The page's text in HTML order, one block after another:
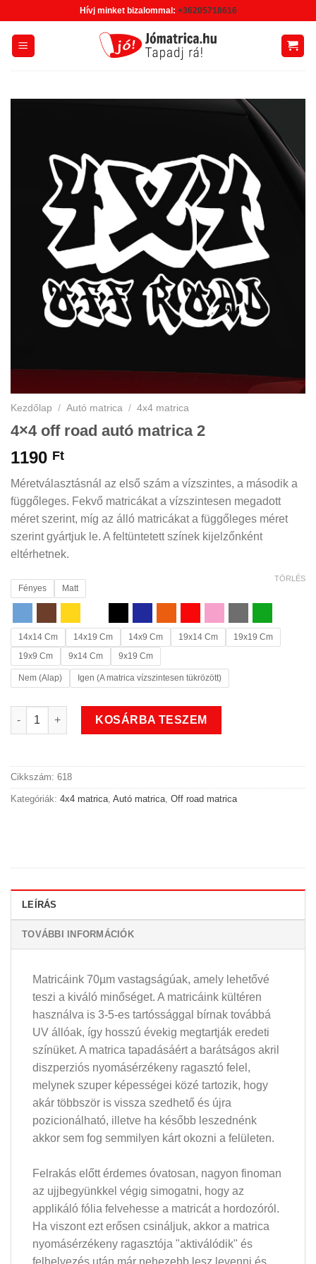
content
Hívj minket bizalommal: +36205718616
Kezdőlap / Autó matrica / 4x4 matrica
4×4 off road autó matrica 2
1190 Ft
Méretválasztásnál az első szám a vízszintes, a második a
függőleges. Fekvő matricákat a vízszintesen megadott
méret szerint, míg az álló matricákat a függőleges méret
szerint gyártjuk le. A feltüntetett színek kijelzőnként
eltérhetnek.
Fényes Matt
14x14 Cm 14x19 Cm 14x9 Cm 19x14 Cm
19x19 Cm
19x9 Cm
9x14 Cm 9x19 Cm
Nem (Alap) Igen (A matrica vízszintesen tükrözött)
TÖRLÉS
4x4 off road autó matrica 2 mennyiség
KOSÁRBA TESZEM
Cikkszám: 618
Kategóriák: 4x4 matrica Autó matrica Off road matrica
LEÍRÁS
TOVÁBBI INFORMÁCIÓK
Matricáink 70µm vastagságúak, amely lehetővé
teszi a kiváló minőséget. A matricáink kültéren
használva is 3-5-es tartóssággal bírnak továbbá
UV állóak, így hosszú évekig megtartják eredeti
színüket. A matrica tapadásáért a barátságos akril
diszperziós nyomásérzékeny ragasztó felel,
melynek szuper képességei közé tartozik, hogy
akár többször is vissza szedhető és újra
pozicionálható, illetve ha később leszednénk
akkor sem fog semmilyen kárt okozni a felületen.
Felrakás előtt érdemes óvatosan, nagyon finoman
az ujjbegyünkkel végig simogatni, hogy az
applikáló fólia felvehesse a matricát a hordozóról.
Ha viszont ezt erősen csináljuk, akkor a matrica
nyomásérzékeny ragasztója "aktiválódik" és